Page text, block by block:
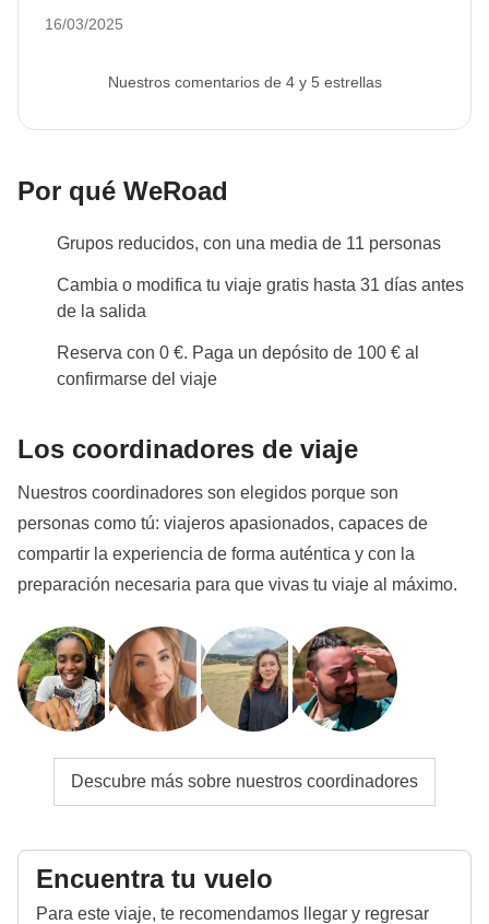
adelante, las podrás
encontrar aquí
máxima flexibilidad: en algunas zonas de la isla
interrupciones en el sector energético con
apagones sobre todo por la noche , pero a menudo
equipadas con generadores para garantizar servicios
viajeros, nos vamos con la certeza de que somos
huéspedes de una población con accesos a
deseosa de acogernos
Info sobre habitaciones privadas
Ver todos los detalles
16/03/2025
Nuestros comentarios de 4 y 5 estrellas
Por qué WeRoad
Grupos reducidos, con una media de 11 personas
Cambia o modifica tu viaje gratis hasta 31 días antes
de la salida
Reserva con 0 €. Paga un depósito de 100 € al
confirmarse del viaje
Los coordinadores de viaje
Nuestros coordinadores son elegidos porque son
personas como tú: viajeros apasionados, capaces de
compartir la experiencia de forma auténtica y con la
preparación necesaria para que vivas tu viaje al máximo.
Descubre más sobre nuestros coordinadores
Encuentra tu vuelo
Para este viaje, te recomendamos llegar y regresar